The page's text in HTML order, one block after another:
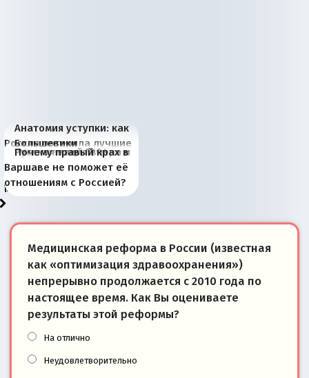
Анатомия уступки: как
Россия потеряла лучшие
рыбопромысловые
районы Баренцева
моря
Большевики
отличаются от «Яблока»
тем, что они -
победители
Киевская марионетка
Запада рассказала о
«переобувании» хозяев
В России назрели
перемены: 15 шагов к
суверенной экономике
Миграционный пожар
Европы
Россия начинает
сбрасывать балласт
Анкориджа
Россия зимой 1904
года: первые уступки во
внутренней политике
Русская нация вчера и
сегодня
Почему правый крах в
Варшаве не поможет её
отношениям с Россией?
Медицинская реформа в России (известная
как «оптимизация здравоохранения»)
непрерывно продолжается с 2010 года по
настоящее время. Как Вы оцениваете
результаты этой реформы?
На отлично
Неудовлетворительно